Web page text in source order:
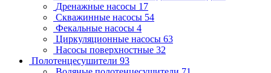
Дренажные насосы 17
Скважинные насосы 54
Фекальные насосы 4
Циркуляционные насосы 63
Насосы поверхностные 32
Полотенцесушители 93